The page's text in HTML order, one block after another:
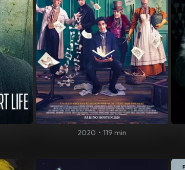
2020 • 119 min